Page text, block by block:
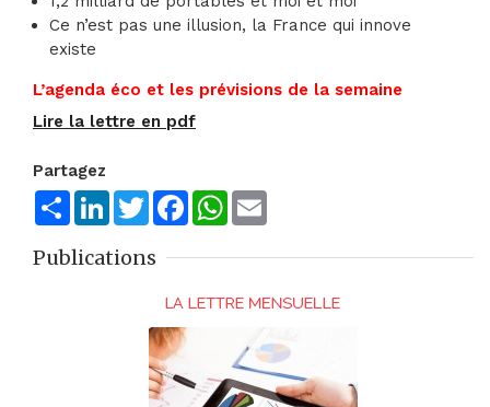
Ce n’est pas une illusion, la France qui innove
existe
L’agenda éco et les prévisions de la semaine
Lire la lettre en pdf
Partagez
ShareLinkedInTwitterFacebookWhatsApp
Publications